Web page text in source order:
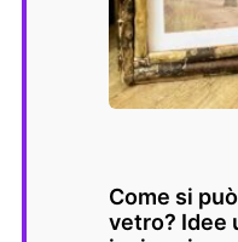
Come si
vetro? Idee